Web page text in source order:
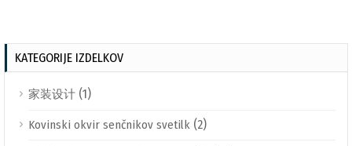
KATEGORIJE IZDELKOV
家装设计 (1)
Kovinski okvir senčnikov svetilk (2)